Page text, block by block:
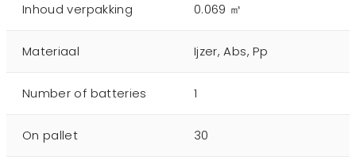
Inhoud verpakking 0.069 ㎥
Materiaal Ijzer, Abs, Pp
Number of batteries 1
On pallet 30